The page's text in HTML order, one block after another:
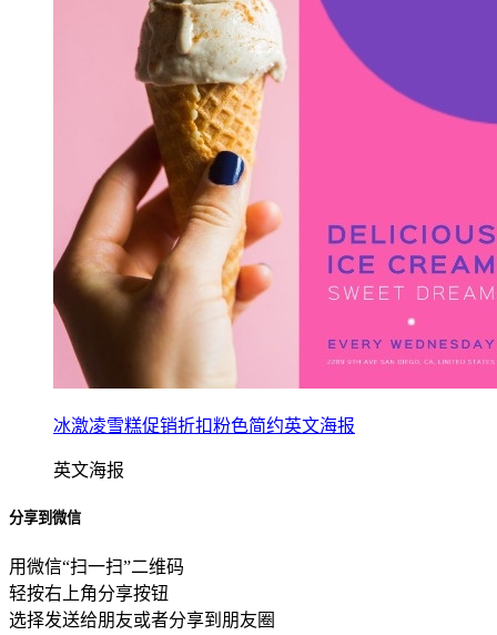
冰激凌雪糕促销折扣粉色简约英文海报
英文海报
分享到微信
用微信“扫一扫”二维码
轻按右上角分享按钮
选择发送给朋友或者分享到朋友圈